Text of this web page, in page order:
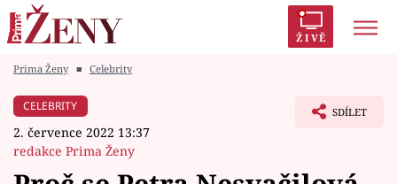
ŽIVĚ
Módní alarm
Prima Ženy ■ Celebrity
CELEBRITY
2. července 2022 13:37
redakce Prima Ženy
SDÍLET